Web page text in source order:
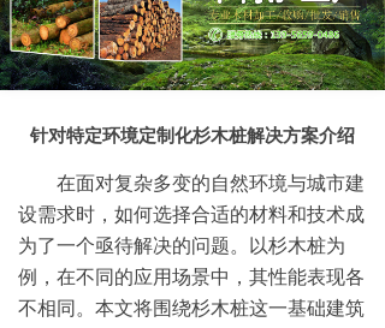
针对特定环境定制化杉木桩解决方案介绍
在面对复杂多变的自然环境与城市建
设需求时，如何选择合适的材料和技术成
为了一个亟待解决的问题。以杉木桩为
例，在不同的应用场景中，其性能表现各
不相同。本文将围绕杉木桩这一基础建筑